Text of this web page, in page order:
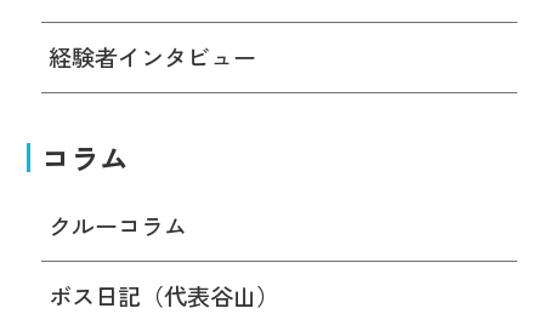
経験者インタビュー
コラム
クルーコラム
ボス日記（代表谷山）